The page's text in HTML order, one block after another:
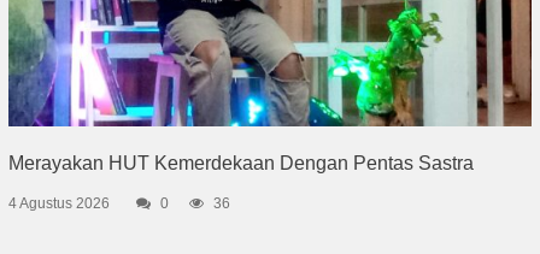
Merayakan HUT Kemerdekaan Dengan Pentas Sastra
4 Agustus 2026 0 36